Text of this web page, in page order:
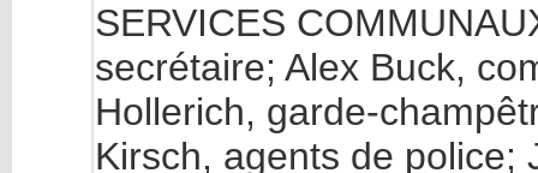
SERVICES
secrétaire; Alex Buck,
Hollerich, garde-
Kirsch, agents de police;